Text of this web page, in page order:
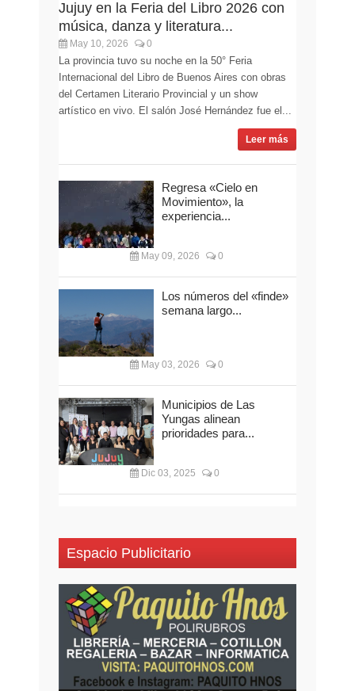
Jujuy en la Feria del Libro 2026 con
música, danza y literatura...
May 10, 2026 0
La provincia tuvo su noche en la 50° Feria
Internacional del Libro de Buenos Aires con obras
del Certamen Literario Provincial y un show
artístico en vivo. El salón José Hernández fue el...
Leer más
Regresa «Cielo en
Movimiento», la
experiencia...
May 09, 2026 0
Los números del «finde»
semana largo...
May 03, 2026 0
Municipios de Las
Yungas alinean
prioridades para...
Dic 03, 2025 0
Espacio Publicitario